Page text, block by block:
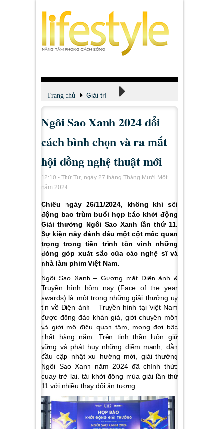
Trang chủ Giải trí
Xem - Nghe - Đọc
Ngôi Sao Xanh 2024 đổi
cách bình chọn và ra mắt
hội đồng nghệ thuật mới
12:10 - Thứ Tư, ngày 27 tháng Tháng Mười Một
năm 2024
Chiều ngày 26/11/2024, không khí sôi
động bao trùm buổi họp báo khởi động
Giải thưởng Ngôi Sao Xanh lần thứ 11.
Sự kiện này đánh dấu một cột mốc quan
trọng trong tiến trình tôn vinh những
đóng góp xuất sắc của các nghệ sĩ và
nhà làm phim Việt Nam.
Ngôi Sao Xanh – Gương mặt Điện ảnh &
Truyền hình hôm nay (Face of the year
awards) là một trong những giải thưởng uy
tín về Điện ảnh – Truyền hình tại Việt Nam
được đông đảo khán giả, giới chuyên môn
và giới mộ điệu quan tâm, mong đợi bậc
nhất hàng năm. Trên tinh thần luôn giữ
vững và phát huy những điểm mạnh, dẫn
đầu cập nhật xu hướng mới, giải thưởng
Ngôi Sao Xanh năm 2024 đã chính thức
quay trở lại, tái khởi động mùa giải lần thứ
11 với nhiều thay đổi ấn tượng.